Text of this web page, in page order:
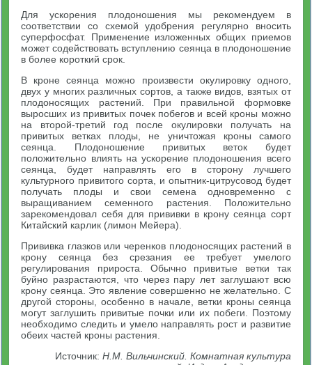
Для ускорения плодоношения мы рекомендуем в
соответствии со схемой удобрения регулярно вносить
суперфосфат. Применение изложенных общих приемов
может содействовать вступлению сеянца в плодоношение
в более короткий срок.
В кроне сеянца можно произвести окулировку одного,
двух у многих различных сортов, а также видов, взятых от
плодоносящих растений. При правильной формовке
выросших из привитых почек побегов и всей кроны можно
на второй-третий год после окулировки получать на
привитых ветках плоды, не уничтожая кроны самого
сеянца. Плодоношение привитых веток будет
положительно влиять на ускорение плодоношения всего
сеянца, будет направлять его в сторону лучшего
культурного привитого сорта, и опытник-цитрусовод будет
получать плоды и свои семена одновременно с
выращиванием семенного растения. Положительно
зарекомендовал себя для прививки в крону сеянца сорт
Китайский карлик (лимон Мейера).
Прививка глазков или черенков плодоносящих растений в
крону сеянца без срезания ее требует умелого
регулирования прироста. Обычно привитые ветки так
буйно разрастаются, что через пару лет заглушают всю
крону сеянца. Это явление совершенно не желательно. С
другой стороны, особенно в начале, ветки кроны сеянца
могут заглушить привитые почки или их побеги. Поэтому
необходимо следить и умело направлять рост и развитие
обеих частей кроны растения.
Источник: Н.М. Вильчинский. Комнатная культура